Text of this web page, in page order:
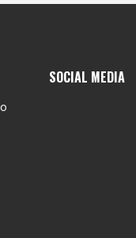
SOCIAL MEDIA